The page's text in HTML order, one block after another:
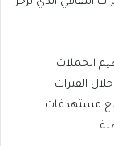
الحملات
الفترات
مع مستهدفات